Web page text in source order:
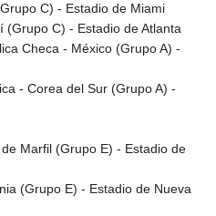
XCG 2.080476
XDR 0.815987
XOF 656.107084
YER 272.900006
10371.260724
ZWL 371.010688
C) - Estadio de Miami
C) - Estadio de Atlanta
Checa - México (Grupo A) -
- Corea del Sur (Grupo A) -
Marfil (Grupo E) - Estadio de
(Grupo E) - Estadio de Nueva